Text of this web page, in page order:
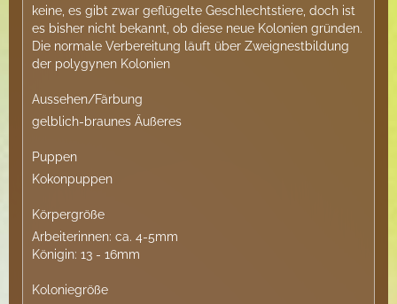
keine, es gibt zwar geflügelte Geschlechtstiere, doch ist
es bisher nicht bekannt, ob diese neue Kolonien gründen.
Die normale Verbereitung läuft über Zweignestbildung
der polygynen Kolonien
Aussehen/Färbung
gelblich-braunes Äußeres
Puppen
Kokonpuppen
Körpergröße
Arbeiterinnen: ca. 4-5mm
Königin: 13 - 16mm
Koloniegröße